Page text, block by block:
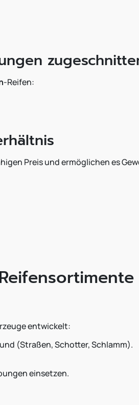
-Reifen:
Preis und ermöglichen es
entwickelt:
(Straßen, Schotter, Schlamm).
einsetzen.